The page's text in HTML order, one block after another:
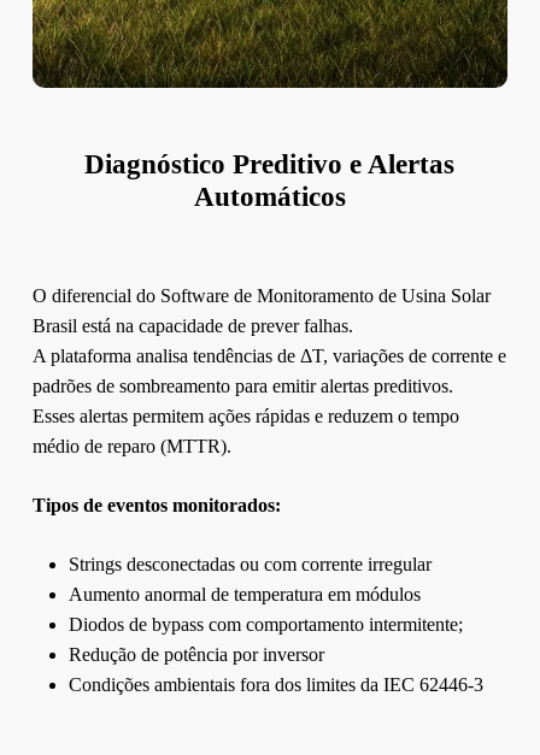
Diagnóstico Preditivo e Alertas
Automáticos
O diferencial do Software de Monitoramento de Usina Solar
Brasil está na capacidade de prever falhas.
A plataforma analisa tendências de ΔT, variações de corrente e
padrões de sombreamento para emitir alertas preditivos.
Esses alertas permitem ações rápidas e reduzem o tempo
médio de reparo (MTTR).
Tipos de eventos monitorados:
Strings desconectadas ou com corrente irregular
Aumento anormal de temperatura em módulos
Diodos de bypass com comportamento intermitente;
Redução de potência por inversor
Condições ambientais fora dos limites da IEC 62446-3